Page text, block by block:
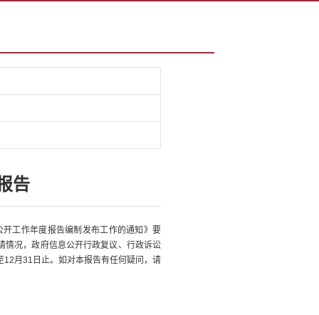
告
工作年度报告编制发布工作的通知》要
情况，政府信息公开行政复议、行政诉讼
月31日止。如对本报告有任何疑问，请